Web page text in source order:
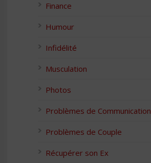
Finance
Humour
Infidélité
Musculation
Photos
Problèmes de Communication
Problèmes de Couple
Récupérer son Ex